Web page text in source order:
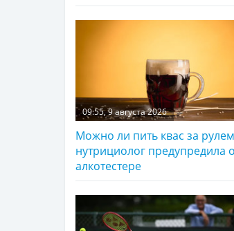
09:55, 9 августа 2026
Можно ли пить квас за
нутрициолог предупредила
алкотестере